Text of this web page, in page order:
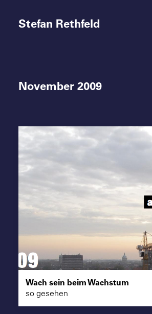
Stefan Rethfeld
Termine
Vita
Kontakt
Suche
November 2009
Wach sein beim Wachstum
so gesehen